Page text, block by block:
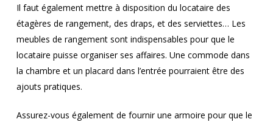
Il faut également mettre à disposition du locataire des
étagères de rangement, des draps, et des serviettes… Les
meubles de rangement sont indispensables pour que le
locataire puisse organiser ses affaires. Une commode dans
la chambre et un placard dans l’entrée pourraient être des
ajouts pratiques.
Assurez-vous également de fournir une armoire pour que le